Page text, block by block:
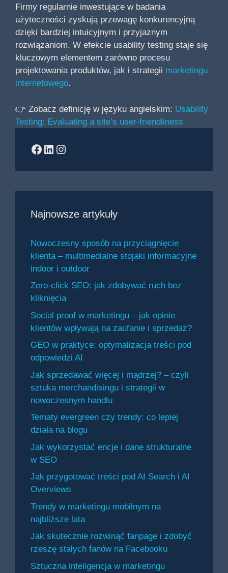
Firmy regularnie inwestujące w badania
użyteczności zyskują przewagę konkurencyjną
dzięki bardziej intuicyjnym i przyjaznym
rozwiązaniom. W efekcie usability testing staje się
kluczowym elementem zarówno procesu
projektowania produktów, jak i strategii marketingu
internetowego.
👉 Zobacz definicję w języku angielskim: Usability
Testing: Evaluating a site’s user-friendliness
Facebook
LinkedIn
Instagram
Najnowsze artykuły
Nowoczesny sposób na przyciągnięcie
klienta – multimedialne stojaki informacyjne
indoor i outdoor
Zero-click SEO: jak zdobywać ruch bez
kliknięcia
Social proof w marketingu – jak opinie
klientów wpływają na zaufanie i sprzedaż?
GEO w praktyce: optymalizacja treści pod
odpowiedzi AI
Jak sprzedawać więcej i mądrzej? – czyli
sztuka merchandisingu i strategii w
nowoczesnym handlu
Tematy evergreen czy trendy: co lepiej
działa na blogu
Jak wykorzystać encje i dane strukturalne
w SEO
Jak przygotować treści pod AI Search i AI
Overviews
Trendy w marketingu mobilnym na
najbliższe lata
Jak skutecznie rozwinąć fanpage i zdobyć
rzeszę stałych fanów na Facebooku
Sztuczna inteligencja w marketingu